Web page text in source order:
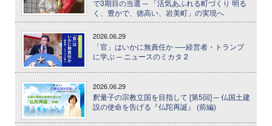
で3期目の当選 ─ 「活気あふれる町づくり 明る
く、豊かで、徳高い、岩美町」の実現へ
2026.06.29
「官」はいかに無責任か ──経営者・トランプ
に学ぶ ─ ニュースのミカタ 2
2026.06.29
釈量子の宗教立国を目指して [第5回] ─ 仏国土建
設の使命を告げる『仏陀再誕』 (前編)